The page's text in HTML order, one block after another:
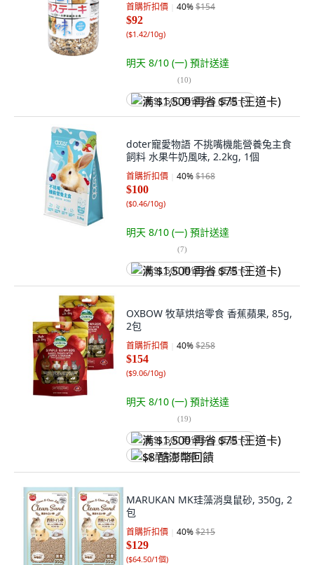
首購折扣價 40%$154
$92
($1.42/10g)
明天 8/10 (一) 預計送達
(10)
满 $1,500 再省 $75 (王道卡)
doter寵愛物語 不挑嘴機能營養兔主食
飼料 水果牛奶風味, 2.2kg, 1個
首購折扣價 40%$168
$100
($0.46/10g)
明天 8/10 (一) 預計送達
(7)
满 $1,500 再省 $75 (王道卡)
OXBOW 牧草烘焙零食 香蕉蘋果, 85g,
2包
首購折扣價 40%$258
$154
($9.06/10g)
明天 8/10 (一) 預計送達
(19)
满 $1,500 再省 $75 (王道卡)
$8 酷澎幣回饋
MARUKAN MK珪藻消臭鼠砂, 350g, 2
包
首購折扣價 40%$215
$129
($64.50/1個)